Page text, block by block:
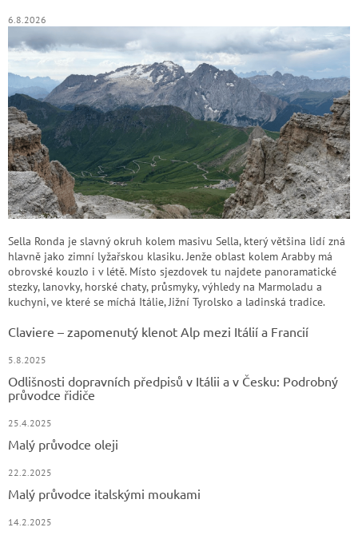
6.8.2026
Sella Ronda je slavný okruh kolem masivu Sella, který většina lidí zná
hlavně jako zimní lyžařskou klasiku. Jenže oblast kolem Arabby má
obrovské kouzlo i v létě. Místo sjezdovek tu najdete panoramatické
stezky, lanovky, horské chaty, průsmyky, výhledy na Marmoladu a
kuchyni, ve které se míchá Itálie, Jižní Tyrolsko a ladinská tradice.
Claviere – zapomenutý klenot Alp mezi Itálií a Francií
5.8.2025
Odlišnosti dopravních předpisů v Itálii a v Česku: Podrobný
průvodce řidiče
25.4.2025
Malý průvodce oleji
22.2.2025
Malý průvodce italskými moukami
14.2.2025